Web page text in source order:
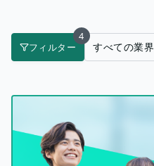
フィルター
4
すべての業界